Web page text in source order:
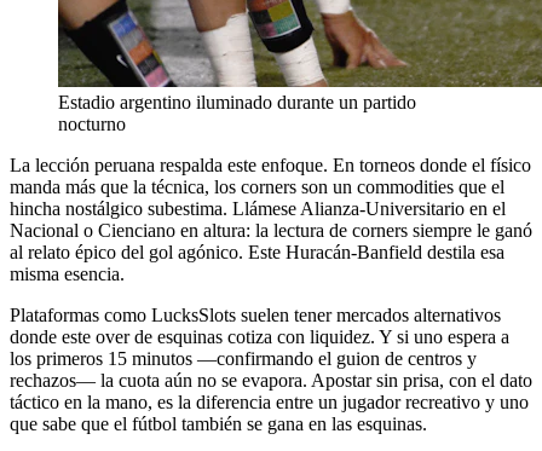
Estadio argentino iluminado durante un partido
nocturno
La lección peruana respalda este enfoque. En torneos donde el físico
manda más que la técnica, los corners son un commodities que el
hincha nostálgico subestima. Llámese Alianza-Universitario en el
Nacional o Cienciano en altura: la lectura de corners siempre le ganó
al relato épico del gol agónico. Este Huracán-Banfield destila esa
misma esencia.
Plataformas como LucksSlots suelen tener mercados alternativos
donde este over de esquinas cotiza con liquidez. Y si uno espera a
los primeros 15 minutos —confirmando el guion de centros y
rechazos— la cuota aún no se evapora. Apostar sin prisa, con el dato
táctico en la mano, es la diferencia entre un jugador recreativo y uno
que sabe que el fútbol también se gana en las esquinas.